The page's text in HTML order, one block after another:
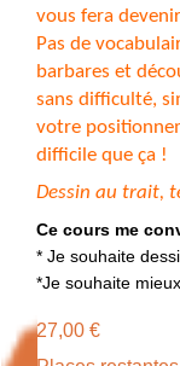
vous fera
Pas de
barbares et
sans difficulté,
votre
difficile que ça !
Dessin au trait,
Ce cours me
* Je souhaite
*Je souhaite
27,00 €